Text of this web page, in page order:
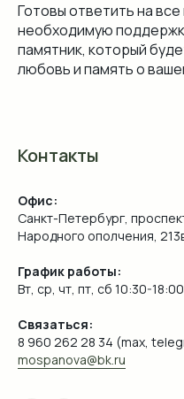
Готовы ответить на
необходимую
памятник, который
любовь и память о
Контакты
Офис:
Санкт-Петербург,
Народного ополчения,
График работы:
Вт, ср, чт, пт, сб 10:30-18:00
Связаться:
8 960 262 28 34 (max,
mospanova@bk.ru